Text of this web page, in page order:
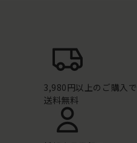
3,980円以上のご購入で
送料無料